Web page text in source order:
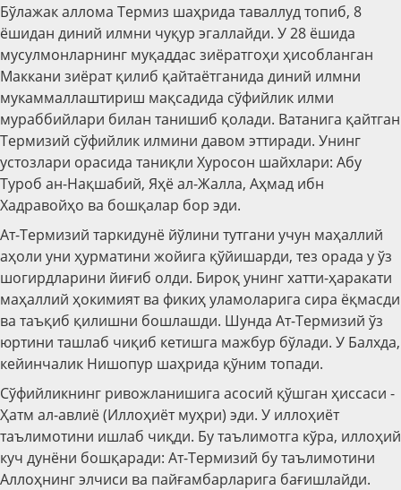
Бўлажак аллома Термиз шаҳрида таваллуд топиб, 8
ёшидан диний илмни чуқур эгаллайди. У 28 ёшида
мусулмонларнинг муқаддас зиёратгоҳи ҳисобланган
Маккани зиёрат қилиб қайтаётганида диний илмни
мукаммаллаштириш мақсадида сўфийлик илми
мураббийлари билан танишиб қолади. Ватанига қайтган
Термизий сўфийлик илмини давом эттиради. Унинг
устозлари орасида таниқли Хуросон шайхлари: Абу
Туроб ан-Нақшабий, Яҳё ал-Жалла, Аҳмад ибн
Хадравойҳо ва бошқалар бор эди.
Ат-Термизий таркидунё йўлини тутгани учун маҳаллий
аҳоли уни ҳурматини жойига қўйишарди, тез орада у ўз
шогирдларини йиғиб олди. Бироқ унинг хатти-ҳаракати
маҳаллий ҳокимият ва фикиҳ уламоларига сира ёқмасди
ва таъқиб қилишни бошлашди. Шунда Ат-Термизий ўз
юртини ташлаб чиқиб кетишга мажбур бўлади. У Балхда,
кейинчалик Нишопур шаҳрида қўним топади.
Сўфийликнинг ривожланишига асосий қўшган ҳиссаси -
Ҳатм ал-авлиё (Иллоҳиёт муҳри) эди. У иллоҳиёт
таълимотини ишлаб чиқди. Бу таълимотга кўра, иллоҳий
куч дунёни бошқаради: Ат-Термизий бу таълимотини
Аллоҳнинг элчиси ва пайғамбарларига бағишлайди.